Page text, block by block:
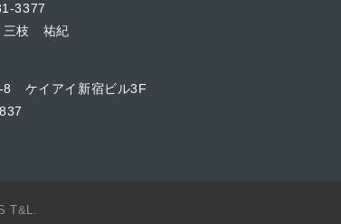
3377
三枝 祐紀
ケイアイ新宿ビル3F
T&L.